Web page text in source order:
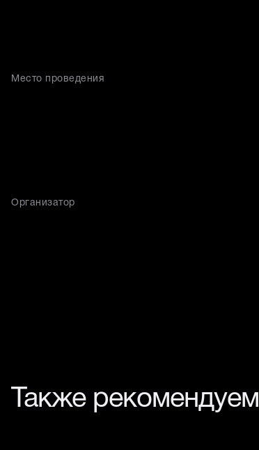
Место проведения
Организатор
Также рекомендуем